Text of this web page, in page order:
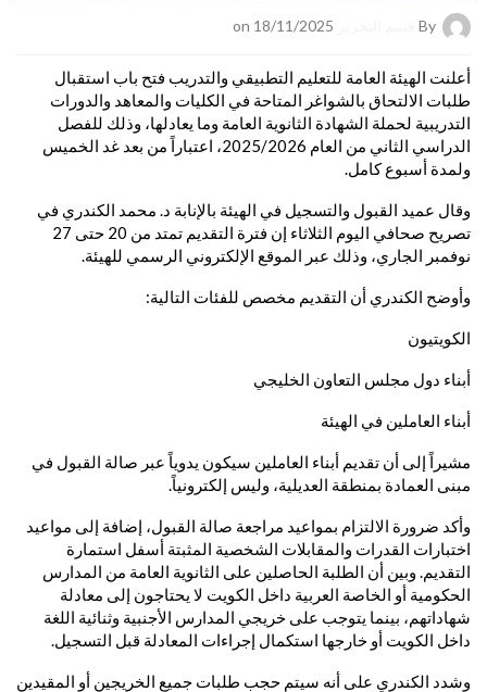
By
أعلنت الهيئة العامة للتعليم التطبيقي والتدريب فتح باب استقبال
طلبات الالتحاق بالشواغر المتاحة في الكليات والمعاهد والدورات
التدريبية لحملة الشهادة الثانوية العامة وما يعادلها، وذلك للفصل
الدراسي الثاني من العام 2025/2026، اعتباراً من بعد غد الخميس
ولمدة أسبوع كامل.
وقال عميد القبول والتسجيل في الهيئة بالإنابة د. محمد الكندري في
تصريح صحافي اليوم الثلاثاء إن فترة التقديم تمتد من 20 حتى 27
نوفمبر الجاري، وذلك عبر الموقع الإلكتروني الرسمي للهيئة.
وأوضح الكندري أن التقديم مخصص للفئات التالية:
الكويتيون
أبناء دول مجلس التعاون الخليجي
أبناء العاملين في الهيئة
مشيراً إلى أن تقديم أبناء العاملين سيكون يدوياً عبر صالة القبول في
مبنى العمادة بمنطقة العديلية، وليس إلكترونياً.
وأكد ضرورة الالتزام بمواعيد مراجعة صالة القبول، إضافة إلى مواعيد
اختبارات القدرات والمقابلات الشخصية المثبتة أسفل استمارة
التقديم. وبين أن الطلبة الحاصلين على الثانوية العامة من المدارس
الحكومية أو الخاصة العربية داخل الكويت لا يحتاجون إلى معادلة
شهاداتهم، بينما يتوجب على خريجي المدارس الأجنبية وثنائية اللغة
داخل الكويت أو خارجها استكمال إجراءات المعادلة قبل التسجيل.
وشدد الكندري على أنه سيتم حجب طلبات جميع الخريجين أو المقيدين